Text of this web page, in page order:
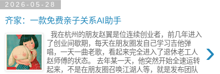
2026-05-28
齐家：一款免费亲子关系AI助手
›
我在杭州的朋友赵翼是位连续创业者，前几年进入
了创业间歇期，每天在朋友圈发自己学习吉他弹
唱，一天一曲老歌，看起来完全进入了退休老工人
赵师傅的状态。 去年某一天，他突然开始全速运转
起来，不是在朋友圈召唤江湖人等，就是发布团队